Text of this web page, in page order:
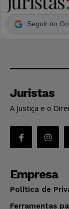
Seguir no
Juristas
A Justiça e o
Empresa
Política de
Ferramentas